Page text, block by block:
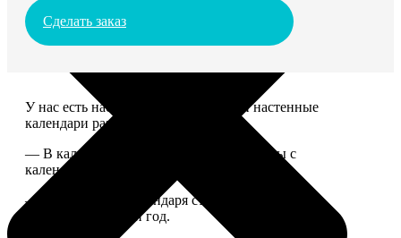
Сделать заказ
У нас есть настольные, магнитные и настенные
календари разных размеров.
— В календаре 13 листов: обложка+листы с
календарной сеткой.
— Обложка для календаря стандартная, дизайн
обновляем каждый год.